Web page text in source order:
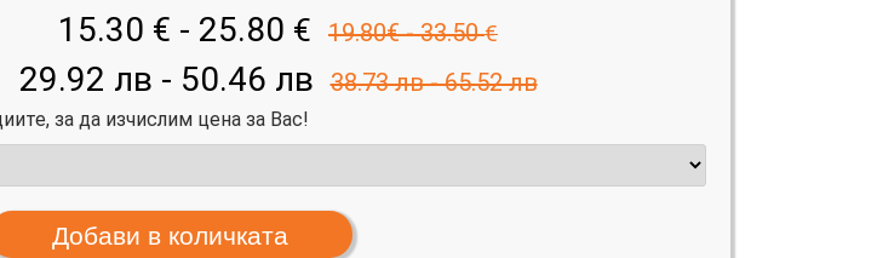
15.30 € - 25.80 € 19.80€ - 33.50 €
29.92 лв - 50.46 лв 38.73 лв - 65.52 лв
за да изчислим цена за Вас!